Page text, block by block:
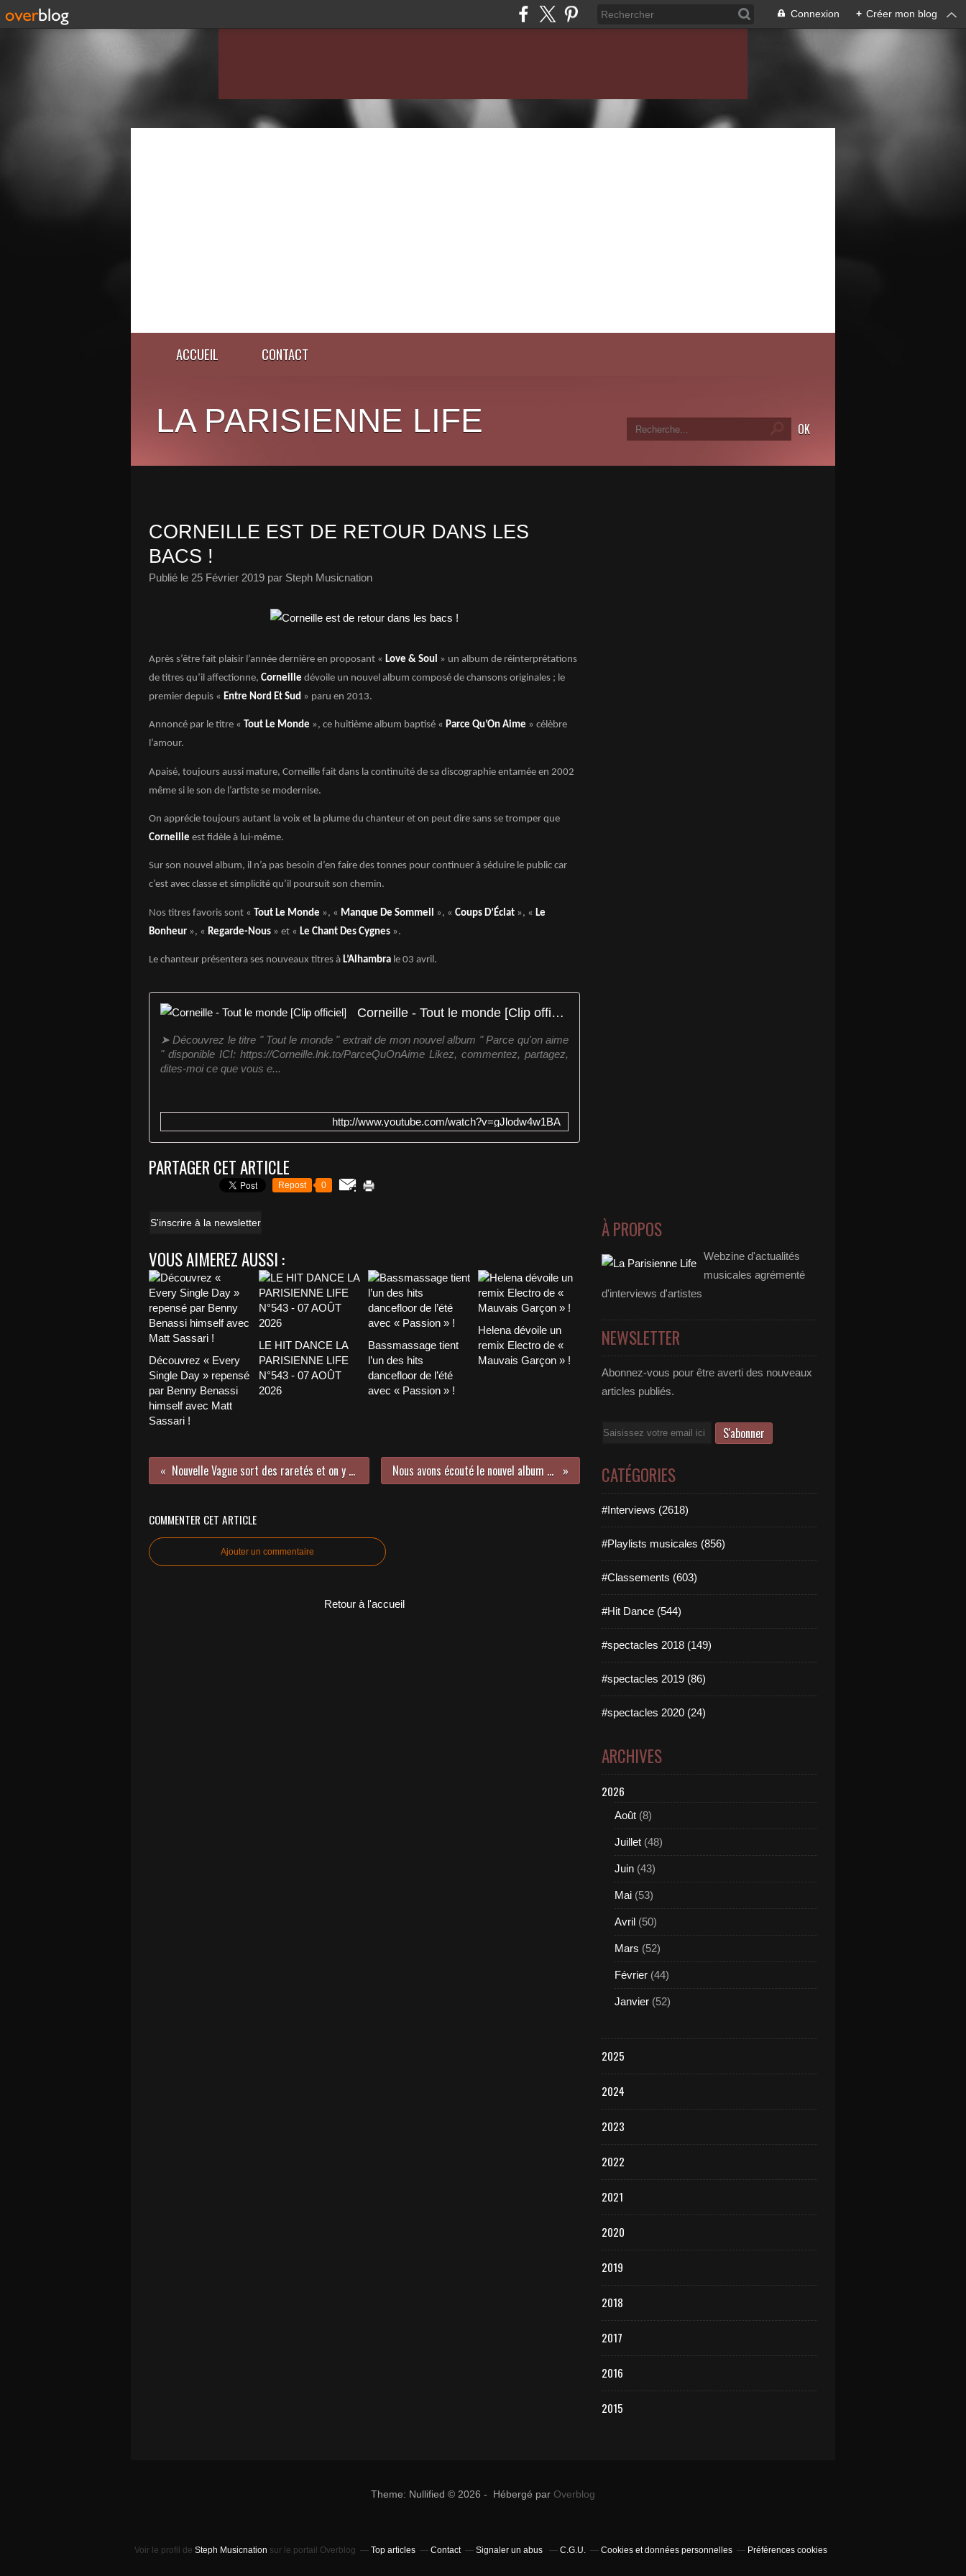
Connexion + Créer mon blog
ACCUEIL CONTACT
LA PARISIENNE LIFE
CORNEILLE EST DE RETOUR DANS LES
BACS !
Publié le 25 Février 2019 par Steph Musicnation
Après s’être fait plaisir l’année dernière en proposant « Love & Soul » un album de réinterprétations
de titres qu’il affectionne, Corneille dévoile un nouvel album composé de chansons originales ; le
premier depuis « Entre Nord Et Sud » paru en 2013.
Annoncé par le titre « Tout Le Monde », ce huitième album baptisé « Parce Qu’On Aime » célèbre
l’amour.
Apaisé, toujours aussi mature, Corneille fait dans la continuité de sa discographie entamée en 2002
même si le son de l’artiste se modernise.
On apprécie toujours autant la voix et la plume du chanteur et on peut dire sans se tromper que
Corneille est fidèle à lui-même.
Sur son nouvel album, il n’a pas besoin d’en faire des tonnes pour continuer à séduire le public car
c’est avec classe et simplicité qu’il poursuit son chemin.
Nos titres favoris sont « Tout Le Monde », « Manque De Sommeil », « Coups D’Éclat », « Le
Bonheur », « Regarde-Nous » et « Le Chant Des Cygnes ».
Le chanteur présentera ses nouveaux titres à L’Alhambra le 03 avril.
Corneille - Tout le monde [Clip officiel]
➤ Découvrez le titre " Tout le monde " extrait de mon nouvel album " Parce qu'on aime
" disponible ICI: https://Corneille.lnk.to/ParceQuOnAime Likez, commentez, partagez,
dites-moi ce que vous e...
http://www.youtube.com/watch?v=gJlodw4w1BA
PARTAGER CET ARTICLE
Repost 0
S'inscrire à la newsletter
VOUS AIMEREZ AUSSI :
Découvrez « Every
Single Day » repensé
par Benny Benassi
himself avec Matt
Sassari !
LE HIT DANCE LA
PARISIENNE LIFE
N°543 - 07 AOÛT
2026
Bassmassage tient
l’un des hits
dancefloor de l’été
avec « Passion » !
Helena dévoile un
remix Electro de «
Mauvais Garçon » !
Nouvelle Vague sort des raretés et on y adhère totalement ! Nous avons écouté le nouvel album de Najoua Belyzel !
COMMENTER CET ARTICLE
Ajouter un commentaire
Retour à l'accueil
À PROPOS
Webzine d'actualités
musicales agrémenté
d'interviews d'artistes
NEWSLETTER
Abonnez-vous pour être averti des nouveaux
articles publiés.
Email
CATÉGORIES
#Interviews (2618)
#Playlists musicales (856)
#Classements (603)
#Hit Dance (544)
#spectacles 2018 (149)
#spectacles 2019 (86)
#spectacles 2020 (24)
ARCHIVES
2026
Août (8)
Juillet (48)
Juin (43)
Mai (53)
Avril (50)
Mars (52)
Février (44)
Janvier (52)
2025
2024
2023
2022
2021
2020
2019
2018
2017
2016
2015
Theme: Nullified © 2026 - Hébergé par Overblog
Voir le profil de Steph Musicnation sur le portail Overblog Top articles Contact Signaler un abus C.G.U. Cookies et données personnelles Préférences cookies